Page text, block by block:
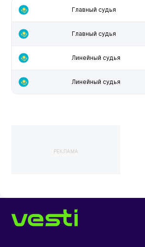
Главный судья
Главный судья
Линейный судья
Линейный судья
РЕКЛАМА